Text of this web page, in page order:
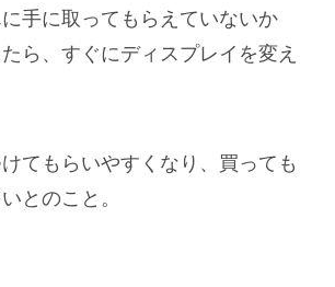
手に取ってもらえていないか
ら、すぐにディスプレイを変え
てもらいやすくなり、買っても
とのこと。